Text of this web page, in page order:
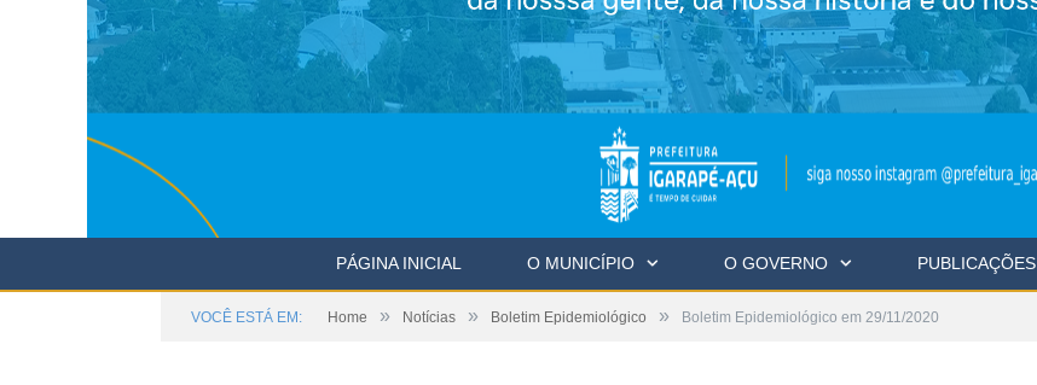
PÁGINA INICIAL O MUNICÍPIO O GOVERNO PUBLICAÇÕES
VOCÊ ESTÁ EM: Home » Notícias » Boletim Epidemiológico » Boletim Epidemiológico em 29/11/2020